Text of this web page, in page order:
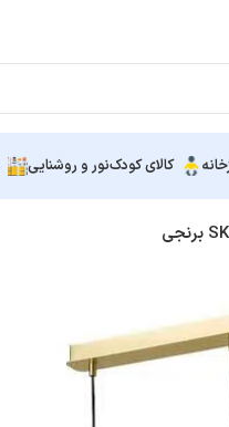
کالای کودکنور و روشنایی